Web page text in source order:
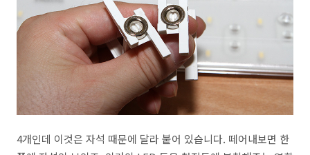
4개인데 이것은 자석 때문에 달라 붙어 있습니다. 떼어내보면 한